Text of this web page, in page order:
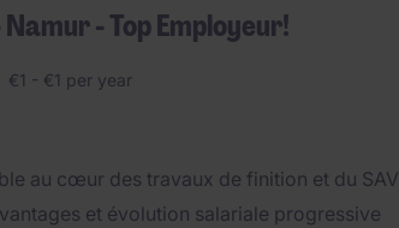
- Top Employeur!
€1 - €1 per year
au cœur des travaux de finition et du SAV
et évolution salariale progressive